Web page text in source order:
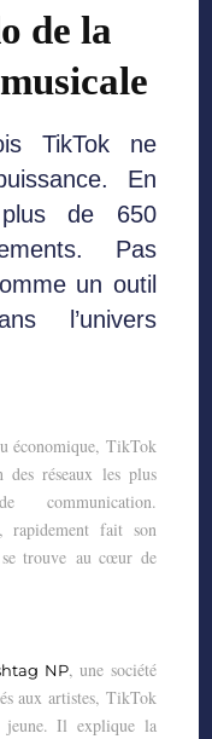
de la
TikTok ne
En
plus de 650
Pas
un outil
l’univers
économique, TikTok
des réseaux les plus
rapidement fait son
trouve au cœur de
NP, une société
aux artistes, TikTok
Il explique la